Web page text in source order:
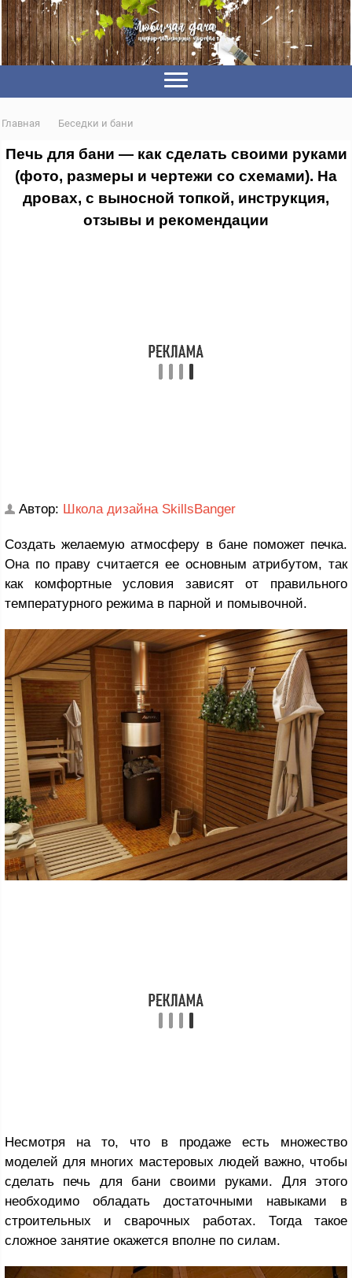
Главная Беседки и бани
Печь для бани — как сделать своими руками
(фото, размеры и чертежи со схемами). На
дровах, с выносной топкой, инструкция,
отзывы и рекомендации
Автор: Школа дизайна SkillsBanger
Создать желаемую атмосферу в бане поможет печка.
Она по праву считается ее основным атрибутом, так
как комфортные условия зависят от правильного
температурного режима в парной и помывочной.
Несмотря на то, что в продаже есть множество
моделей для многих мастеровых людей важно, чтобы
сделать печь для бани своими руками. Для этого
необходимо обладать достаточными навыками в
строительных и сварочных работах. Тогда такое
сложное занятие окажется вполне по силам.